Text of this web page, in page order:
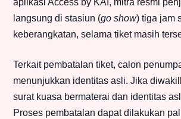
aplikasi Access by KAI, mitra resmi
langsung di stasiun (go show) tiga jam
keberangkatan, selama tiket masih
Terkait pembatalan tiket, calon
menunjukkan identitas asli. Jika
surat kuasa bermaterai dan identitas
Proses pembatalan dapat dilakukan